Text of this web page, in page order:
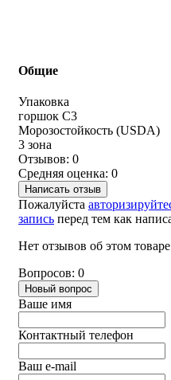
Общие
Упаковка
горшок С3
Морозостойкость (USDA)
3 зона
Отзывов: 0
Средняя оценка: 0
Написать отзыв
Пожалуйста
запись перед тем как
Нет отзывов об этом
Вопросов: 0
Новый вопрос
Ваше имя
Контактный телефон
Ваш e-mail